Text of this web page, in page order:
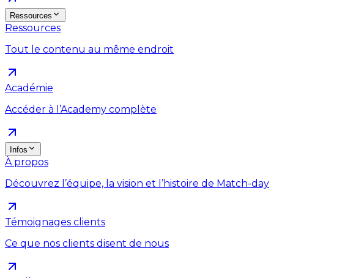
Ressources
Ressources
Tout le contenu au même endroit
Académie
Accéder à l’Academy complète
Infos
À propos
Découvrez l’équipe, la vision et l’histoire de Match-day
Témoignages clients
Ce que nos clients disent de nous